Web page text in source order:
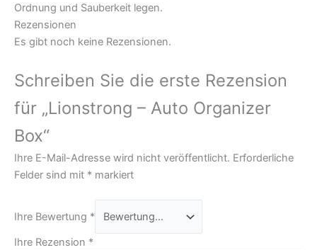
Ordnung und Sauberkeit legen.
Rezensionen
Es gibt noch keine Rezensionen.
Schreiben Sie die erste Rezension
für „Lionstrong – Auto Organizer
Box“
Ihre E-Mail-Adresse wird nicht veröffentlicht. Erforderliche
Felder sind mit * markiert
Ihre Bewertung *
Ihre Rezension *